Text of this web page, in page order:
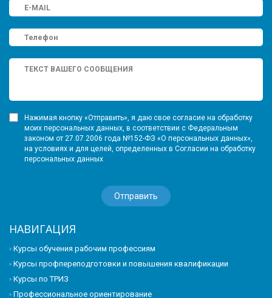
Нажимая кнопку «Отправить», я даю свое согласие на обработку
моих персональных данных, в соответствии с Федеральным
законом от 27.07.2006 года №152-ФЗ «О персональных данных»,
на условиях и для целей, определенных в Согласии на обработку
персональных данных
НАВИГАЦИЯ
Курсы обучения рабочим профессиям
Курсы профпереподготовки и повышения квалификации
Курсы по ТРИЗ
Профессиональное ориентирование